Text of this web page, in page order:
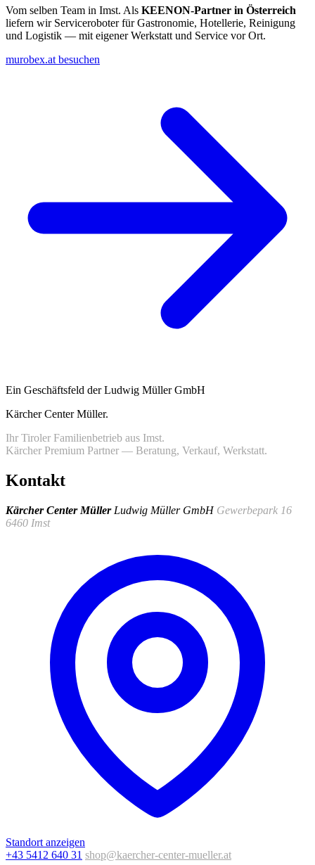
Vom selben Team in Imst. Als KEENON-Partner in Österreich
liefern wir Serviceroboter für Gastronomie, Hotellerie, Reinigung
und Logistik — mit eigener Werkstatt und Service vor Ort.
murobex.at besuchen
Ein Geschäftsfeld der Ludwig Müller GmbH
Kärcher Center Müller.
Ihr Tiroler Familienbetrieb aus Imst.
Kärcher Premium Partner — Beratung, Verkauf, Werkstatt.
Kontakt
Kärcher Center Müller Ludwig Müller GmbH Gewerbepark 16
6460 Imst
Standort anzeigen
+43 5412 640 31 shop@kaercher-center-mueller.at